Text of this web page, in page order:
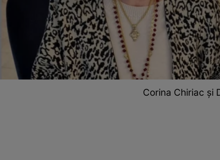
Corina Chiriac și